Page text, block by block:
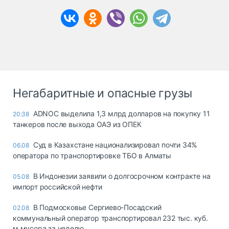
Негабаритные и опасные грузы
20:38 ADNOC выделила 1,3 млрд долларов на покупку 11
танкеров после выхода ОАЭ из ОПЕК
06.08 Суд в Казахстане национализировал почти 34%
оператора по транспортировке ТБО в Алматы
05.08 В Индонезии заявили о долгосрочном контракте на
импорт российской нефти
02.08 В Подмосковье Сергиево-Посадский
коммунальный оператор транспортировал 232 тыс. куб.